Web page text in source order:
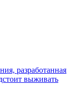
разработанная
выживать